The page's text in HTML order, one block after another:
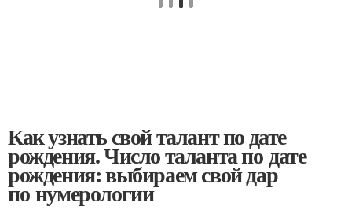
Как узнать свой талант по дате
рождения. Число таланта по дате
рождения: выбираем свой дар
по нумерологии